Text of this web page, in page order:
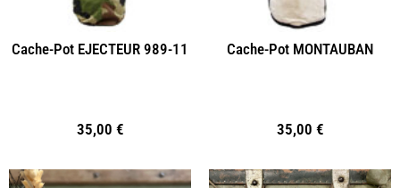
Cache-Pot EJECTEUR 989-11
35,00 €
Cache-Pot MONTAUBAN
35,00 €